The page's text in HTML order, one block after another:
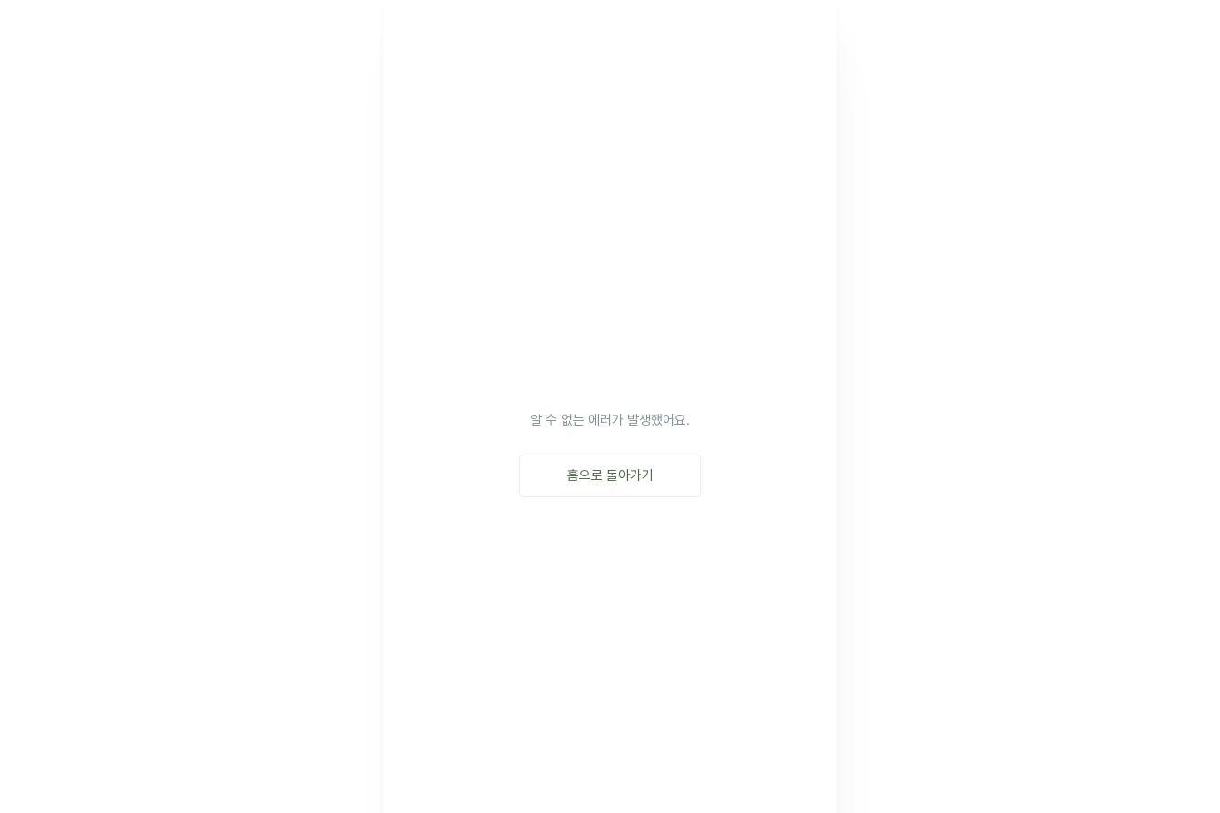
알 수 없는 에러가 발생했어요.
홈으로 돌아가기